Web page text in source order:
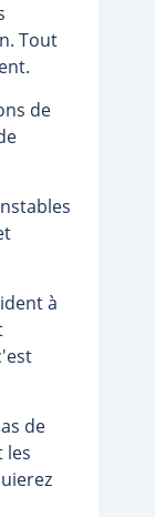
Tout
de
à
de
les